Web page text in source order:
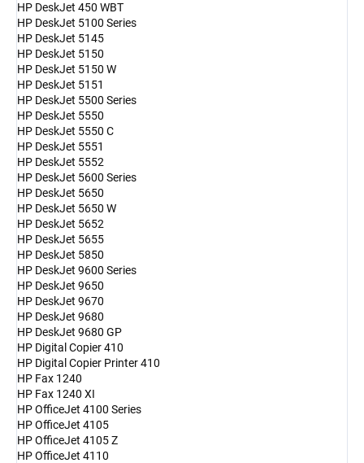
HP DeskJet 450 WBT
HP DeskJet 5100 Series
HP DeskJet 5145
HP DeskJet 5150
HP DeskJet 5150 W
HP DeskJet 5151
HP DeskJet 5500 Series
HP DeskJet 5550
HP DeskJet 5550 C
HP DeskJet 5551
HP DeskJet 5552
HP DeskJet 5600 Series
HP DeskJet 5650
HP DeskJet 5650 W
HP DeskJet 5652
HP DeskJet 5655
HP DeskJet 5850
HP DeskJet 9600 Series
HP DeskJet 9650
HP DeskJet 9670
HP DeskJet 9680
HP DeskJet 9680 GP
HP Digital Copier 410
HP Digital Copier Printer 410
HP Fax 1240
HP Fax 1240 XI
HP OfficeJet 4100 Series
HP OfficeJet 4105
HP OfficeJet 4105 Z
HP OfficeJet 4110